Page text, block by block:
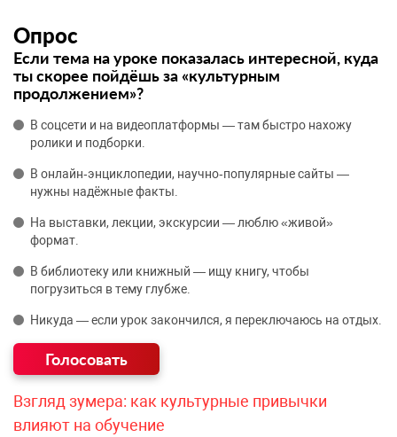
Опрос
Если тема на уроке показалась интересной, куда
ты скорее пойдёшь за «культурным
продолжением»?
В соцсети и на видеоплатформы — там быстро нахожу
ролики и подборки.
В онлайн‑энциклопедии, научно‑популярные сайты —
нужны надёжные факты.
На выставки, лекции, экскурсии — люблю «живой»
формат.
В библиотеку или книжный — ищу книгу, чтобы
погрузиться в тему глубже.
Никуда — если урок закончился, я переключаюсь на отдых.
Взгляд зумера: как культурные привычки
влияют на обучение